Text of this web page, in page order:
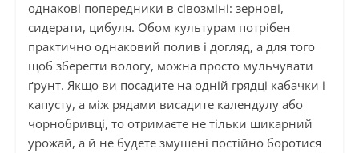
однакові попередники в сівозміні: зернові,
сидерати, цибуля. Обом культурам потрібен
практично однаковий полив і догляд, а для того
щоб зберегти вологу, можна просто мульчувати
ґрунт. Якщо ви посадите на одній грядці кабачки і
капусту, а між рядами висадите календулу або
чорнобривці, то отримаєте не тільки шикарний
урожай, а й не будете змушені постійно боротися